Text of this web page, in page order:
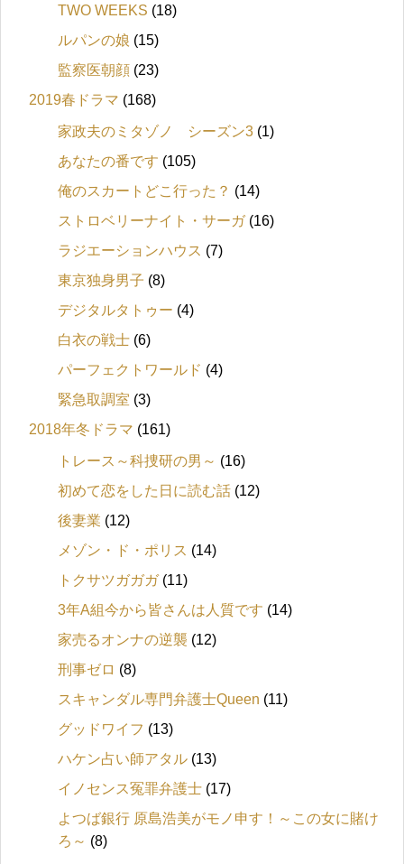
TWO WEEKS (18)
ルパンの娘 (15)
監察医朝顔 (23)
2019春ドラマ (168)
家政夫のミタゾノ シーズン3 (1)
あなたの番です (105)
俺のスカートどこ行った？ (14)
ストロベリーナイト・サーガ(16)
ラジエーションハウス (7)
東京独身男子 (8)
デジタルタトゥー (4)
白衣の戦士 (6)
パーフェクトワールド (4)
緊急取調室 (3)
2018年冬ドラマ (161)
トレース～科捜研の男～ (16)
初めて恋をした日に読む話 (12)
後妻業 (12)
メゾン・ド・ポリス (14)
トクサツガガガ(11)
3年A組今から皆さんは人質です (14)
家売るオンナの逆襲 (12)
刑事ゼロ (8)
スキャンダル専門弁護士Queen (11)
グッドワイフ (13)
ハケン占い師アタル (13)
イノセンス冤罪弁護士 (17)
よつば銀行 原島浩美がモノ申す！～この女に賭け
ろ～ (8)